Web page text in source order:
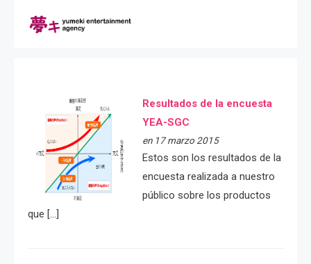
Resultados de la encuesta
YEA-SGC
en 17 marzo 2015
Estos son los resultados de la
encuesta realizada a nuestro
público sobre los productos
que […]